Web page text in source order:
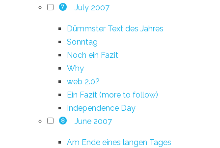
7 July 2007
Dümmster Text des Jahres
Sonntag
Noch ein Fazit
Why
web 2.0?
Ein Fazit (more to follow)
Independence Day
8 June 2007
Am Ende eines langen Tages